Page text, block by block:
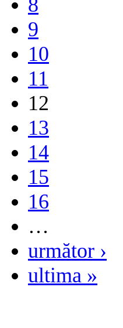
9
10
11
12
13
14
15
16
…
următor ›
ultima »